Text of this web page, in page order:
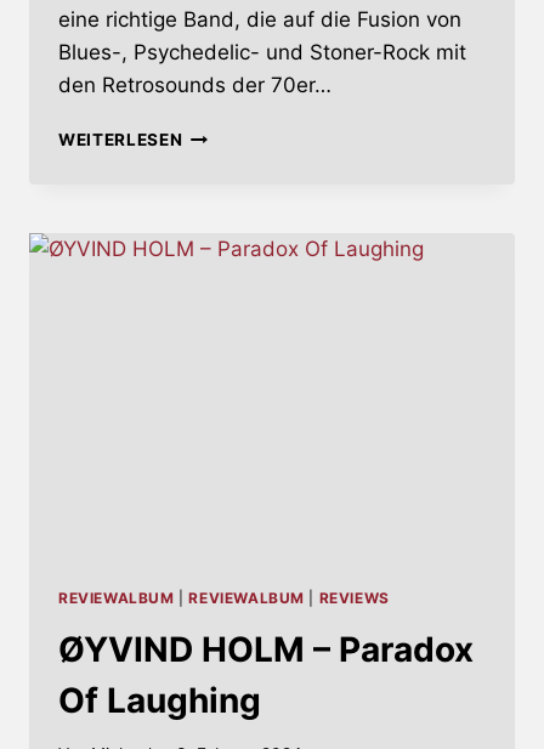
eine richtige Band, die auf die Fusion von
Blues-, Psychedelic- und Stoner-Rock mit
den Retrosounds der 70er…
WEITERLESENSAMSARA
AND
REVIEWALBUM |REVIEWALBUM REVIEWS
ØYVIND HOLM – Paradox
Of Laughing